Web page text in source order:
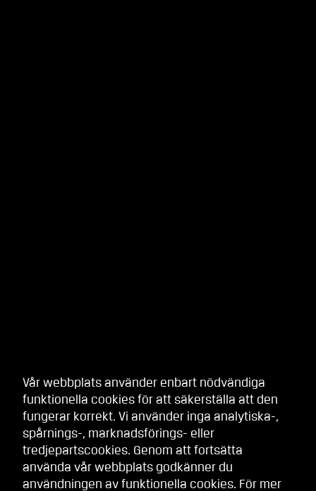
Vår webbplats använder enbart nödvändiga
funktionella cookies för att säkerställa att den
fungerar korrekt. Vi använder inga analytiska-,
spårnings-, marknadsförings- eller
tredjepartscookies. Genom att fortsätta
använda vår webbplats godkänner du
användningen av funktionella cookies. För mer